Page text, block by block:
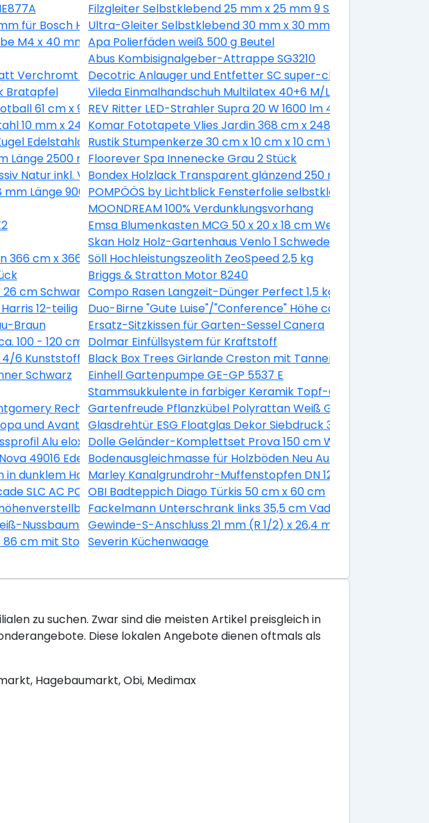
Filzgleiter Selbstklebend 25 mm x 25 mm 9 Stück Weiß
für Bosch Heißklebestift Gluey
Ultra-Gleiter Selbstklebend 30 mm x 30 mm 4 Stück
M4 x 40 mm Verzinkt Schlitz 8 Stück mit Muttern
Apa Polierfäden weiß 500 g Beutel
Abus Kombisignalgeber-Attrappe SG3210
Verchromt Ø 15 mmDecotric Anlauger und Entfetter SC super-clean 500 g
Bratapfel
Vileda Einmalhandschuh Multilatex 40+6 M/L
61 cm x 91,5 cmREV Ritter LED-Strahler Supra 20 W 1600 lm 4000 K IP65
10 mm x 24 mm Länge 900 mm
Komar Fototapete Vlies Jardin 368 cm x 248 cm
Edelstahloptik 2-er Pack
Rustik Stumpenkerze 30 cm x 10 cm x 10 cm Weiß
Länge 2500 mmFloorever Spa Innenecke Grau 2 Stück
Natur inkl. Vorhang Hellblau-Dunkelblau
Bondex Holzlack Transparent glänzend 250 ml
mm Länge 900 mmPOMPÖÖS by Lichtblick Fensterfolie selbstklebend
MOONDREAM 100% Verdunklungsvorhang
Emsa Blumenkasten MCG 50 x 20 x 18 cm Weiß
Skan Holz Holz-Gartenhaus Venlo 1 Schwedenrot B x T 250
366 cm x 366 cmSöll Hochleistungszeolith ZeoSpeed 2,5 kg
Briggs & Stratton Motor 8240
cm Schwarz Compo Rasen Langzeit-Dünger Perfect 1,5 kg
12-teilig
Duo-Birne "Gute Luise"/"Conference" Höhe ca. 120 - 140 cm
Braun
Ersatz-Sitzkissen für Garten-Sessel Canera
100 - 120 cm Topf ca. 7,5 l Malus domestica
Dolmar Einfüllsystem für Kraftstoff
6 Kunststoff 2 StückBlack Box Trees Girlande Creston mit Tannenzapfen und
Schwarz
Einhell Gartenpumpe GE-GP 5537 E
Stammsukkulente in farbiger Keramik Topf-Ø ca. 13 cm
cm
Rechteckig 2 Stück
Gartenfreude Pflanzkübel Polyrattan Weiß Größe XL 3er-Set
und AvantGarde verzinkt
Glasdrehtür ESG Floatglas Dekor Siebdruck 36/31 DIN Links
Alu eloxiert Silber glänzend 10 mm
Dolle Geländer-Komplettset Prova 150 cm Wandmontage
49016 EdelstahloptikBodenausgleichmasse für Holzböden Neu Auf Alt 20 kg
in dunklem Holz inkl. Geländer in Grau
Marley Kanalgrundrohr-Muffenstopfen DN 125
SLC AC PCA M22 / M24 Kunststoff 2 Stück
OBI Badteppich Diago Türkis 50 cm x 60 cm
rotierend
Fackelmann Unterschrank links 35,5 cm Vadea Pinie-Weiß
Nussbaum 5-teiligGewinde-S-Anschluss 21 mm (R 1/2) x 26,4 mm (R 3/4) mit
cm mit Stopfenventil Edelstahl Glatt
Severin Küchenwaage
zu suchen. Zwar sind die meisten Artikel preisgleich in
Diese lokalen Angebote dienen oftmals als
Hagebaumarkt, Obi, Medimax